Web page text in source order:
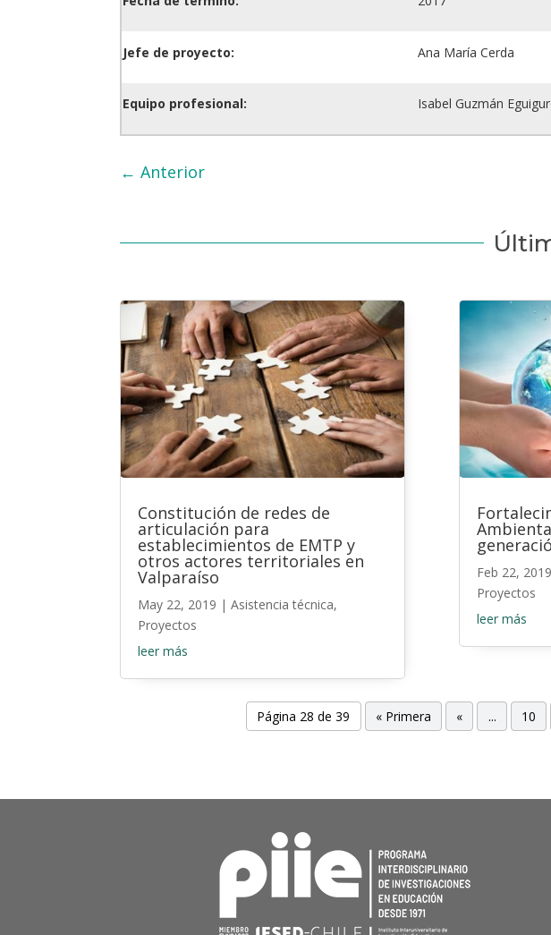
Jefe de proyecto: Ana María Cerda
Equipo profesional: Isabel Guzmán
←Anterior
Constitución de redes de
articulación para
establecimientos de EMTP y
otros actores territoriales en
Valparaíso
May 22, 2019 |Asistencia técnica,
Proyectos
leer más
Feb 22, 2019
Proyectos
leer más
Página 28 de 39 « Primera « ... 10